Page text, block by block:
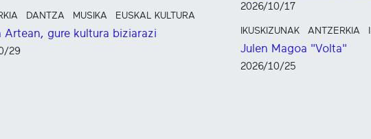
DANTZA MUSIKA EUSKAL KULTURA
Artean, gure kultura biziarazi
29
2026/10/17
IKUSKIZUNAK ANTZERKIA
Julen Magoa "Volta"
2026/10/25